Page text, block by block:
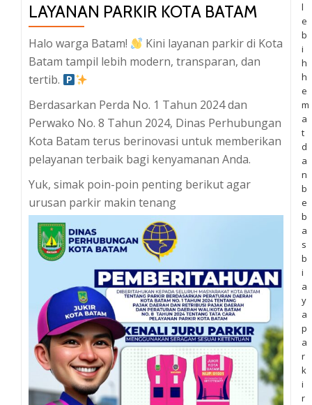
LAYANAN PARKIR KOTA BATAM
Halo warga Batam!
Kini layanan parkir di Kota
Batam tampil lebih modern, transparan, dan
tertib.
Berdasarkan Perda No. 1 Tahun 2024 dan
Perwako No. 8 Tahun 2024, Dinas Perhubungan
Kota Batam terus berinovasi untuk memberikan
pelayanan terbaik bagi kenyamanan Anda.
Yuk, simak poin-poin penting berikut agar
urusan parkir makin tenang
l
e
b
i
h
h
e
m
a
t
d
a
n
b
e
b
a
s
b
i
a
y
a
p
a
r
k
i
r